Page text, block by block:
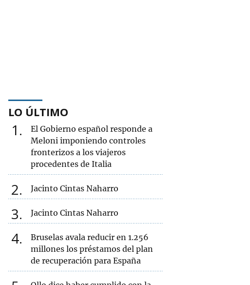
LO ÚLTIMO
1
El Gobierno español responde a
Meloni imponiendo controles
fronterizos a los viajeros
procedentes de Italia
2 Jacinto Cintas Naharro
3 Jacinto Cintas Naharro
4
Bruselas avala reducir en 1.256
millones los préstamos del plan
de recuperación para España